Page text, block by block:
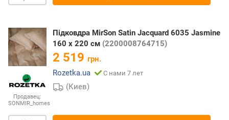
Продавец:
SONMIR_homes
Підковдра MirSon Satin Jacquard 6035 Jasmine
160 x 220 см (2200008764715)
2 519 грн.
Rozetka.ua
С нами 7 лет
(Киев)